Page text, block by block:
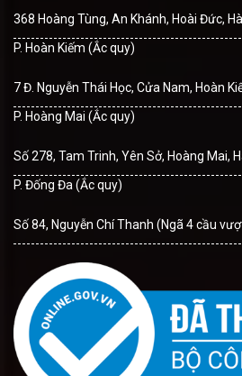
368 Hoàng Tùng, An Khánh, Hoài Đức,
P. Hoàn Kiếm (Ắc quy)
7 Đ. Nguyễn Thái Học, Cửa Nam, Hoàn
P. Hoàng Mai (Ắc quy)
Số 278, Tam Trinh, Yên Sở, Hoàng Mai,
P. Đống Đa (Ắc quy)
Số 84, Nguyễn Chí Thanh (Ngã 4 cầu